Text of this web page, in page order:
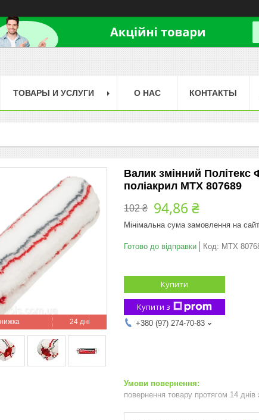
ТОВАРЫ И УСЛУГИ О НАС КОНТАКТЫ
24 дні
Валик змінний
поліакрил MTX 807689
102 ₴ 94,86 ₴
Мінімальна сума замовлення на
Готово до відправки Код: MTX
Купити
Купити з
+380 (97) 274-70-83
повернення товару протягом 14 днів